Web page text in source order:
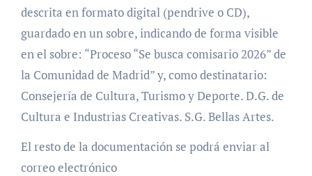
descrita en formato digital (pendrive o CD),
guardado en un sobre, indicando de forma visible
en el sobre: “Proceso “Se busca comisario 2026” de
la Comunidad de Madrid” y, como destinatario:
Consejería de Cultura, Turismo y Deporte. D.G. de
Cultura e Industrias Creativas. S.G. Bellas Artes.
El resto de la documentación se podrá enviar al
correo electrónico